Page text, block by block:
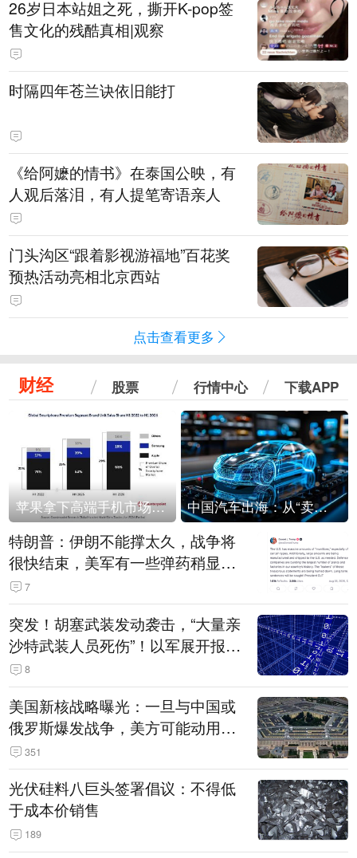
​26岁日本站姐之死，撕开K-pop签
售文化的残酷真相|观察
时隔四年苍兰诀依旧能打
《给阿嬷的情书》在泰国公映，有
人观后落泪，有人提笔寄语亲人
门头沟区“跟着影视游福地”百花奖
预热活动亮相北京西站
点击查看更多
财经 股票 行情中心 下载APP
苹果拿下高端手机市场65%的份额：iPhone 17系列功不可没 中国汽车出海：从“卖出去”到“走进去”
特朗普：伊朗不能撑太久，战争将
很快结束，美军有一些弹药稍显紧
张！伊朗公布拟议的海峡管理文本
7
突发！胡塞武装发动袭击，“大量亲
沙特武装人员死伤”！以军展开报复
性空袭
8
美国新核战略曝光：一旦与中国或
俄罗斯爆发战争，美方可能动用战
术核武器
351
光伏硅料八巨头签署倡议：不得低
于成本价销售
189